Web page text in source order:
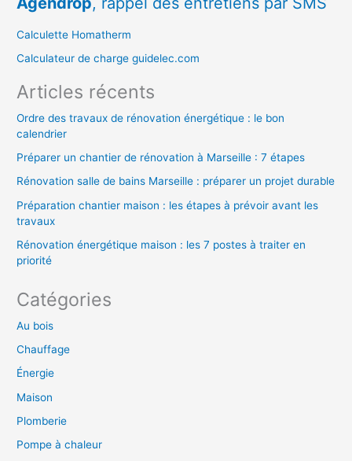
r
c
h
r
:
Calculette Homatherm
Calculateur de charge guidelec.com
Articles récents
Ordre des travaux de rénovation énergétique : le bon
calendrier
Préparer un chantier de rénovation à Marseille : 7 étapes
Rénovation salle de bains Marseille : préparer un projet durable
Préparation chantier maison : les étapes à prévoir avant les
travaux
Rénovation énergétique maison : les 7 postes à traiter en
priorité
Catégories
Au bois
Chauffage
Énergie
Maison
Plomberie
Pompe à chaleur